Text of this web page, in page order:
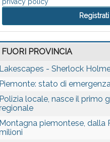
FUORI PROVINCIA
Lakescapes - Sherlock
Piemonte: stato di
Polizia locale, nasce il primo
Montagna piemontese, dalla